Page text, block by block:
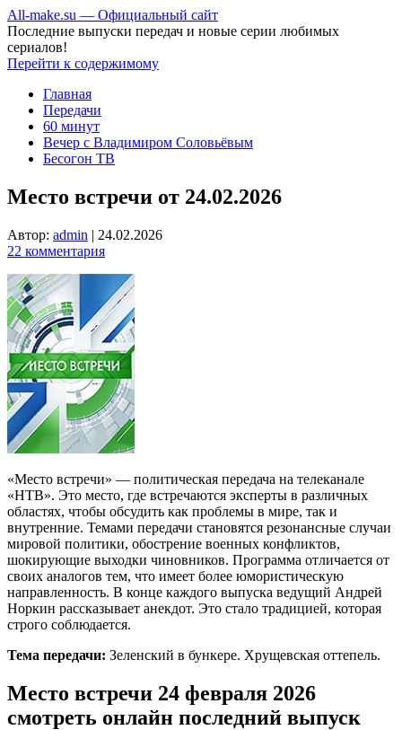
All-make.su — Официальный сайт
Последние выпуски передач и новые серии любимых
сериалов!
Перейти к содержимому
Главная
Передачи
60 минут
Вечер с Владимиром Соловьёвым
Бесогон ТВ
Место встречи от 24.02.2026
Автор: admin | 24.02.2026
22 комментария
«Место встречи» — политическая передача на телеканале
«НТВ». Это место, где встречаются эксперты в различных
областях, чтобы обсудить как проблемы в мире, так и
внутренние. Темами передачи становятся резонансные случаи
мировой политики, обострение военных конфликтов,
шокирующие выходки чиновников. Программа отличается от
своих аналогов тем, что имеет более юмористическую
направленность. В конце каждого выпуска ведущий Андрей
Норкин рассказывает анекдот. Это стало традицией, которая
строго соблюдается.
Тема передачи: Зеленский в бункере. Хрущевская оттепель.
Место встречи 24 февраля 2026
смотреть онлайн последний выпуск